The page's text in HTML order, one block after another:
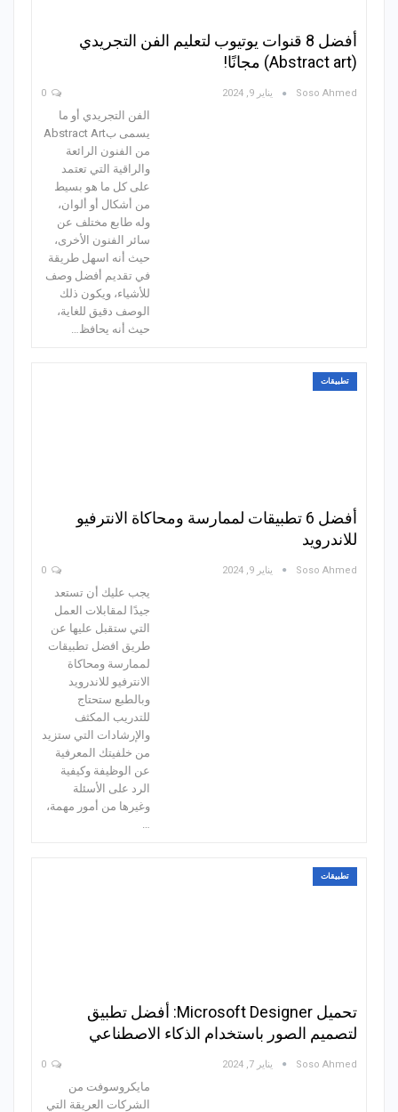
أفضل 8 قنوات يوتيوب لتعليم الفن التجريدي
(Abstract art) مجانًا!
Soso Ahmed يناير 9, 2024
الفن التجريدي أو ما
يسمى بAbstract Art
من الفنون الرائعة
والراقية التي تعتمد
على كل ما هو بسيط
من أشكال أو ألوان،
وله طابع مختلف عن
سائر الفنون الأخرى،
حيث أنه اسهل طريقة
في تقديم أفضل وصف
للأشياء، ويكون ذلك
الوصف دقيق للغاية،
حيث أنه يحافظ…
تطبيقات
أفضل 6 تطبيقات لممارسة ومحاكاة الانترفيو
للاندرويد
Soso Ahmed يناير 9, 2024
يجب عليك أن تستعد
جيدًا لمقابلات العمل
التي ستقبل عليها عن
طريق افضل تطبيقات
لممارسة ومحاكاة
الانترفيو للاندرويد
وبالطبع ستحتاج
للتدريب المكثف
والإرشادات التي ستزيد
من خلفيتك المعرفية
عن الوظيفة وكيفية
الرد على الأسئلة
وغيرها من أمور مهمة،
تطبيقات
تحميل Microsoft Designer: أفضل تطبيق
لتصميم الصور باستخدام الذكاء الاصطناعي
Soso Ahmed يناير 7, 2024
مايكروسوفت من
الشركات العريقة التي